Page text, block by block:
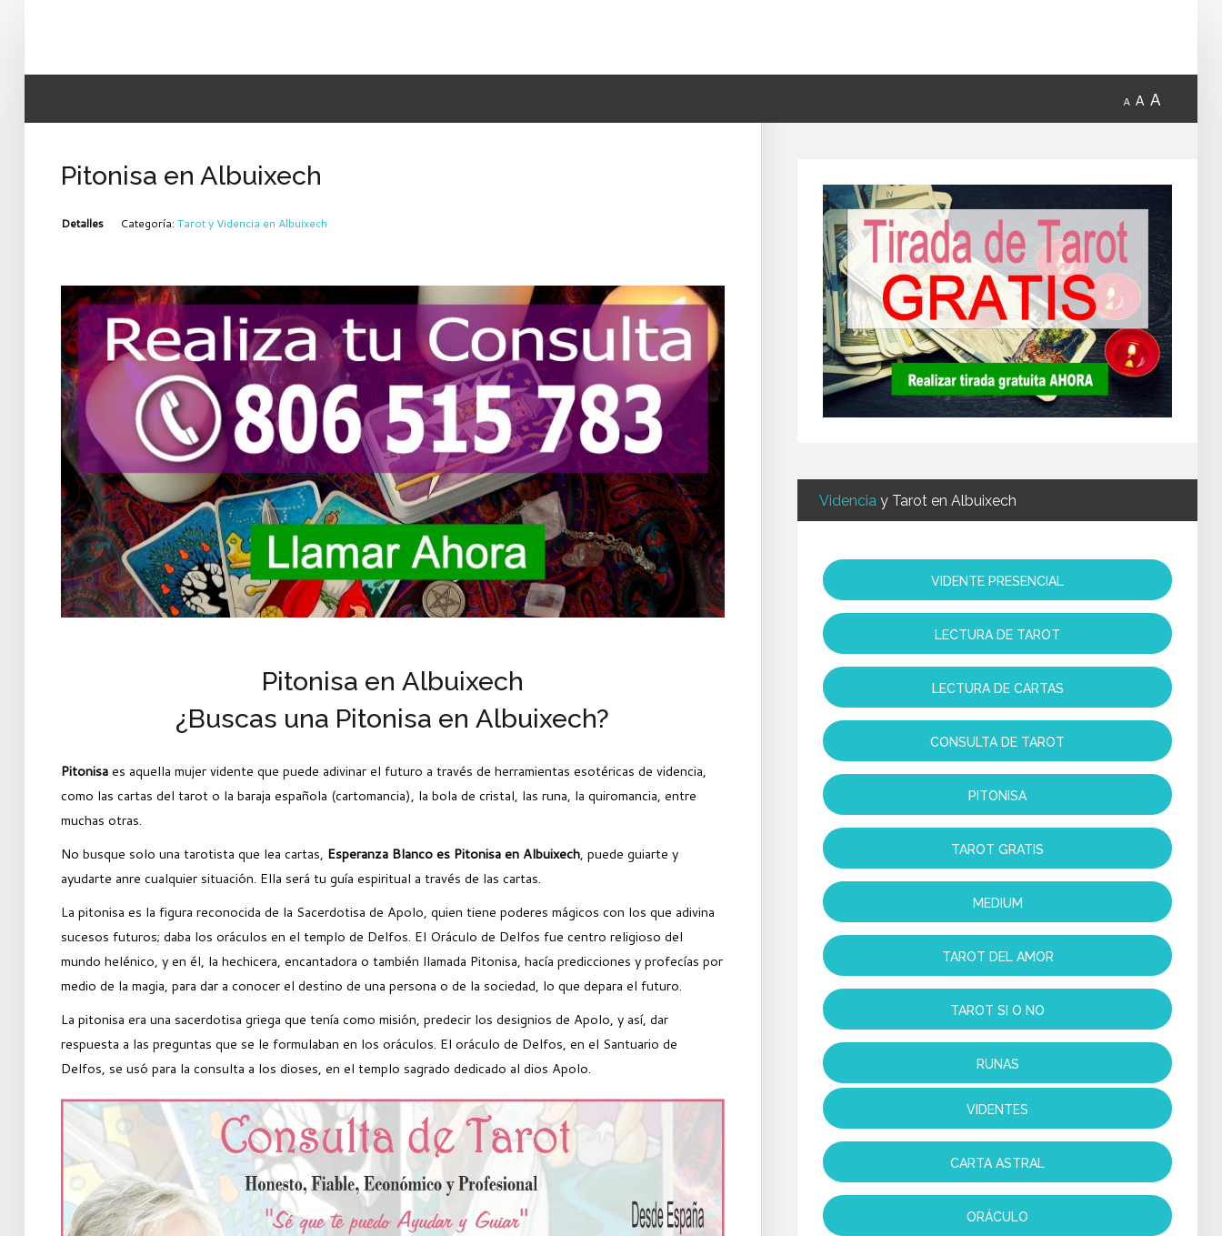
A A A
Pitonisa en Albuixech
Detalles Categoría: Tarot y Videncia en Albuixech
Pitonisa en Albuixech
¿Buscas una Pitonisa en Albuixech?
Pitonisaes aquella mujer vidente que puede adivinar el futuro a través de herramientas esotéricas de videncia,
como las cartas del tarot o la baraja española (cartomancia), la bola de cristal, las runa, la quiromancia, entre
muchas otras.
No busque solo una tarotista que lea cartas, Esperanza Blanco es Pitonisa en Albuixech, puede guiarte y
ayudarte anre cualquier situación. Ella será tu guía espiritual a través de las cartas.
La pitonisa es la figura reconocida de la Sacerdotisa de Apolo, quien tiene poderes mágicos con los que adivina
sucesos futuros; daba los oráculos en el templo de Delfos. El Oráculo de Delfos fue centro religioso del
mundo helénico, y en él, la hechicera, encantadora o también llamada Pitonisa, hacía predicciones y profecías por
medio de la magia, para dar a conocer el destino de una persona o de la sociedad, lo que depara el futuro.
La pitonisa era una sacerdotisa griega que tenía como misión, predecir los designios de Apolo, y así, dar
respuesta a las preguntas que se le formulaban en los oráculos. El oráculo de Delfos, en el Santuario de
Delfos, se usó para la consulta a los dioses, en el templo sagrado dedicado al dios Apolo.
Videnciay Tarot en Albuixech
VIDENTE PRESENCIAL
LECTURA DE TAROT
LECTURA DE CARTAS
CONSULTA DE TAROT
PITONISA
TAROT GRATIS
MEDIUM
TAROT DEL AMOR
TAROT SI O NO
RUNAS
VIDENTES
CARTA ASTRAL
ORÁCULO